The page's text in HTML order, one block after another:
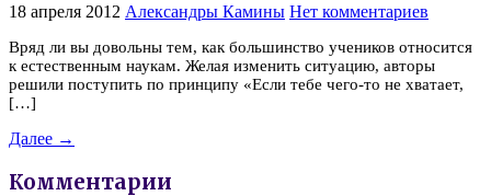
18 апреля 2012 Александры Камины Нет комментариев
Вряд ли вы довольны тем, как большинство учеников относится
к естественным наукам. Желая изменить ситуацию, авторы
решили поступить по принципу «Если тебе чего-то не хватает,
[…]
Далее →
Комментарии